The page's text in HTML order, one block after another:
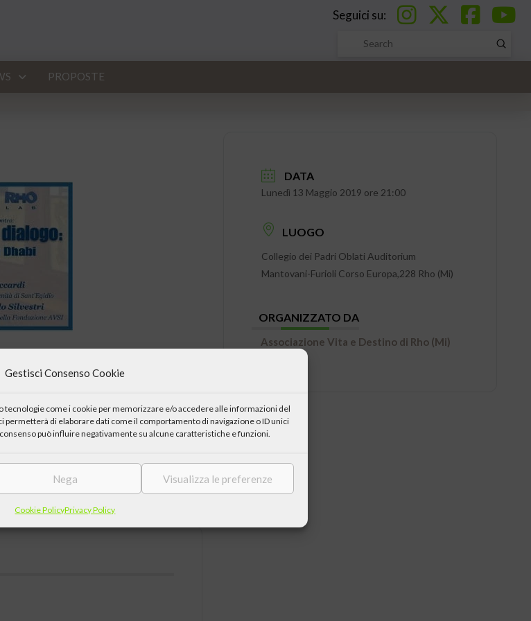
Gestisci Consenso Cookie
come i cookie per memorizzare e/o accedere alle informazioni del
permetterà di elaborare dati come il comportamento di navigazione o ID unici
può influire negativamente su alcune caratteristiche e funzioni.
Nega Visualizza le preferenze
Cookie PolicyPrivacy Policy
Seguici su:
Search
Submit
PROPOSTE
DATA
Lunedì 13 Maggio 2019 ore 21:00
LUOGO
Collegio dei Padri Oblati Auditorium
Mantovani-Furioli Corso Europa,228 Rho (Mi)
ORGANIZZATO DA
Associazione Vita e Destino di Rho (Mi)